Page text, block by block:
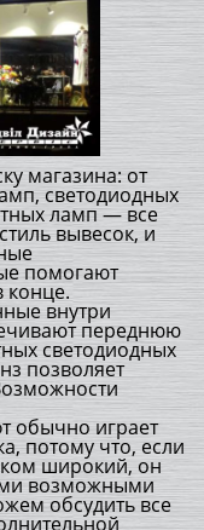
магазина: от
светодиодных
ламп — все
вывесок, и
помогают
конце.
внутри
переднюю
светодиодных
позволяет
обычно играет
потому что, если
широкий, он
возможными
обсудить все